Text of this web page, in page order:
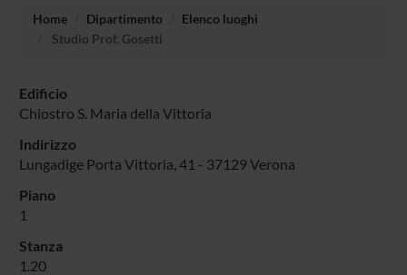
Home Dipartimento
Elenco luoghi
Studio Prof. Gosetti
Edificio
Chiostro S. Maria della Vittoria
Indirizzo
Lungadige Porta Vittoria, 41 - 37129 Verona
Piano
1
Stanza
1.20